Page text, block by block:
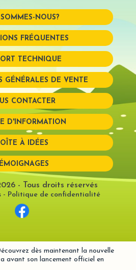
Mémoriser
Mot de passe perdu?
NOUS?
FRÉQUENTES
TECHNIQUE
GÉNÉRALES DE VENTE
CONTACTER
D'INFORMATION
À IDÉES
- Tous droits réservés
- Politique de confidentialité
dès maintenant la nouvelle
avant son lancement officiel en